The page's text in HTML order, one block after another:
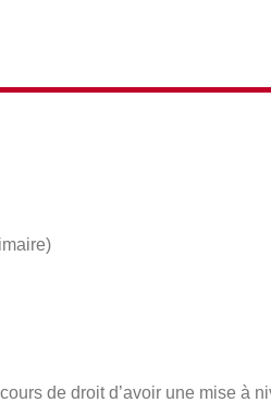
de droit d’avoir une mise à